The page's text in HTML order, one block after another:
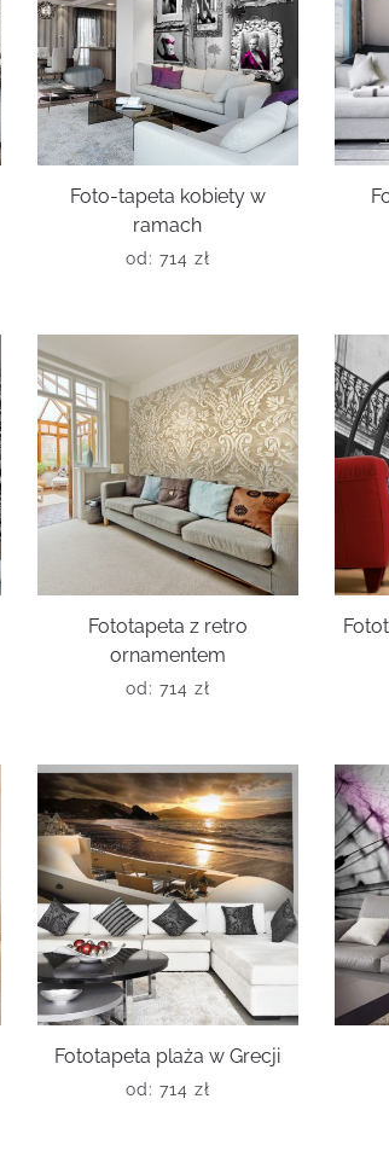
Foto-tapeta kobiety w
ramach
od: 714 zł
Fototapeta z retro
ornamentem
od: 714 zł
Fototapeta plaża w Grecji
od: 714 zł